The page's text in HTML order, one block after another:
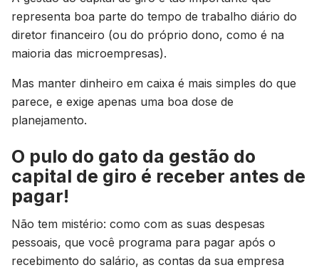
representa boa parte do tempo de trabalho diário do
diretor financeiro (ou do próprio dono, como é na
maioria das microempresas).
Mas manter dinheiro em caixa é mais simples do que
parece, e exige apenas uma boa dose de
planejamento.
O pulo do gato da gestão do
capital de giro é receber antes de
pagar!
Não tem mistério: como com as suas despesas
pessoais, que você programa para pagar após o
recebimento do salário, as contas da sua empresa